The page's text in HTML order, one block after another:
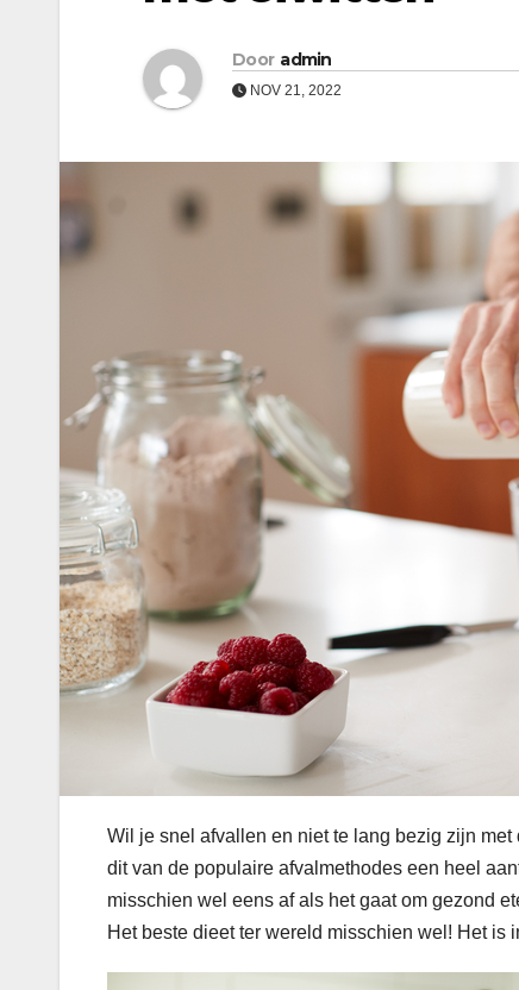
Door admin
NOV 21, 2022
Wil je snel afvallen en niet te lang bezig zijn
dit van de populaire afvalmethodes een heel
misschien wel eens af als het gaat om gezond
Het beste dieet ter wereld misschien wel! Het is